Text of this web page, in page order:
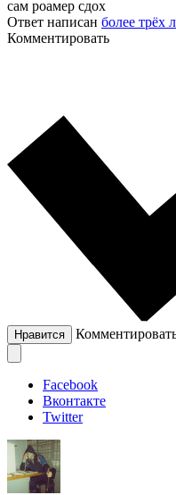
сам роамер сдох
Ответ написан более трёх
Комментировать
Нравится
Facebook
Вконтакте
Twitter